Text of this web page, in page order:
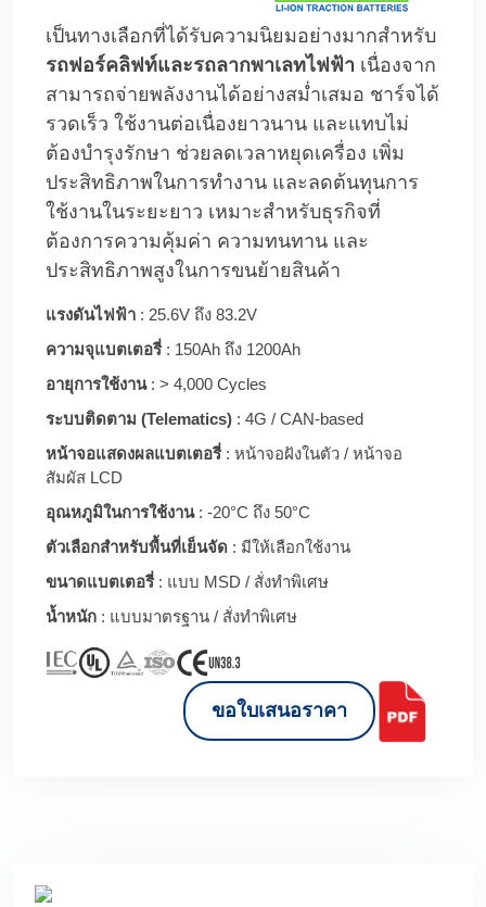
เป็นทางเลือกที่ได้รับความนิยมอย่างมากสำหรับ
รถฟอร์คลิฟท์และรถลากพาเลทไฟฟ้า เนื่องจาก
สามารถจ่ายพลังงานได้อย่างสม่ำเสมอ ชาร์จได้
รวดเร็ว ใช้งานต่อเนื่องยาวนาน และแทบไม่
ต้องบำรุงรักษา ช่วยลดเวลาหยุดเครื่อง เพิ่ม
ประสิทธิภาพในการทำงาน และลดต้นทุนการ
ใช้งานในระยะยาว เหมาะสำหรับธุรกิจที่
ต้องการความคุ้มค่า ความทนทาน และ
ประสิทธิภาพสูงในการขนย้ายสินค้า
แรงดันไฟฟ้า : 25.6V ถึง 83.2V
ความจุแบตเตอรี่: 150Ah ถึง 1200Ah
อายุการใช้งาน: > 4,000 Cycles
ระบบติดตาม (Telematics) : 4G / CAN-based
หน้าจอแสดงผลแบตเตอรี่: หน้าจอฝังในตัว / หน้าจอ
สัมผัส LCD
อุณหภูมิในการใช้งาน: -20°C ถึง 50°C
ตัวเลือกสำหรับพื้นที่เย็นจัด : มีให้เลือกใช้งาน
ขนาดแบตเตอรี่: แบบ MSD / สั่งทำพิเศษ
น้ำหนัก : แบบมาตรฐาน / สั่งทำพิเศษ
ขอใบเสนอราคา